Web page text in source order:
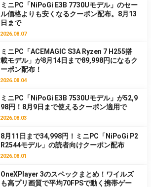
ミニPC「NiPoGi E3B 7730Uモデル」のセー
ル価格よりも安くなるクーポン配布。8月13
日まで
2026.08.07
ミニPC「ACEMAGIC S3A Ryzen 7 H255搭
載モデル」が8月14日まで89,998円になるク
ーポン配布！
2026.08.04
ミニPC「NiPoGi E3B 7530Uモデル」が52,9
98円！8月9日まで使えるクーポン適用で
2026.08.03
8月11日まで34,998円！ミニPC「NiPoGi P2
R2544モデル」の読者向けクーポン配布
2026.08.01
OneXPlayer 3のスペックまとめ！ワイルズ
も高プリ画質で平均70FPSで動く携帯ゲー